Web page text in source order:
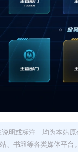
明或标注，均为本站
、书籍等各类媒体平